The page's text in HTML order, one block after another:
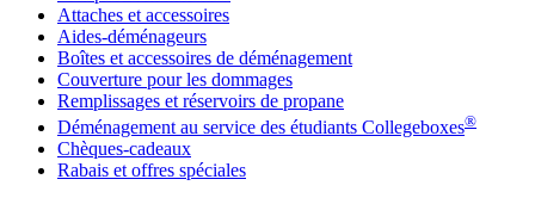
Attaches et accessoires
Aides-déménageurs
Boîtes et accessoires de déménagement
Couverture pour les dommages
Remplissages et réservoirs de propane
Déménagement au service des étudiants Collegeboxes®
Chèques-cadeaux
Rabais et offres spéciales